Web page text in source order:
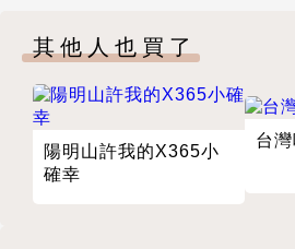
運動。已出版《海平面以上，
國道～台灣，用騎的最美》、《
她騎出屬於自己的單車故事》、
三本單車書。
【路線建議】
台灣西部1
台灣西部2
台灣西部3
台灣西部4
其他人也買了
陽明山許我的X365小
確幸
台